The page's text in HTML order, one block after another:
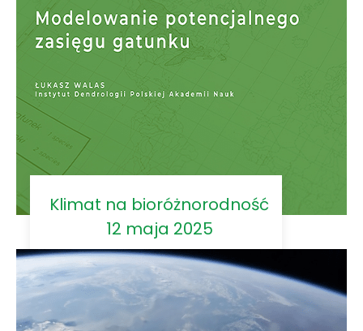
Klimat na bioróżnorodność
12 maja 2025